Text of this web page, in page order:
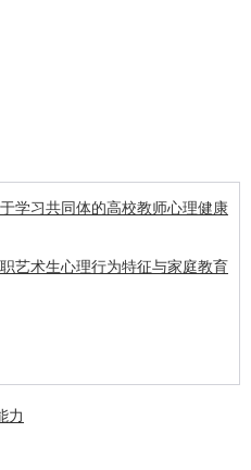
学习共同体的高校教师心理健康
艺术生心理行为特征与家庭教育
力